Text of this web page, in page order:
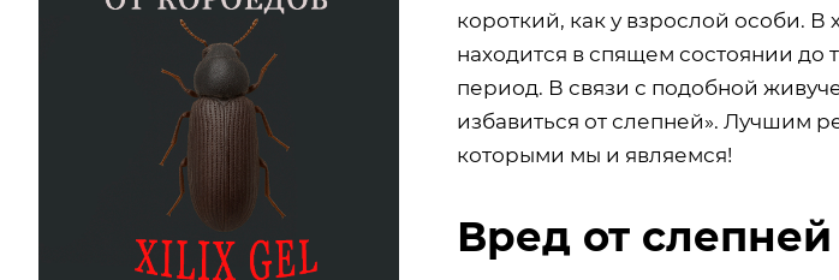
короткий, как у взрослой особи.
находится в спящем состоянии
период. В связи с подобной
избавиться от слепней». Лучшим
которыми мы и являемся!
Вред от слепней